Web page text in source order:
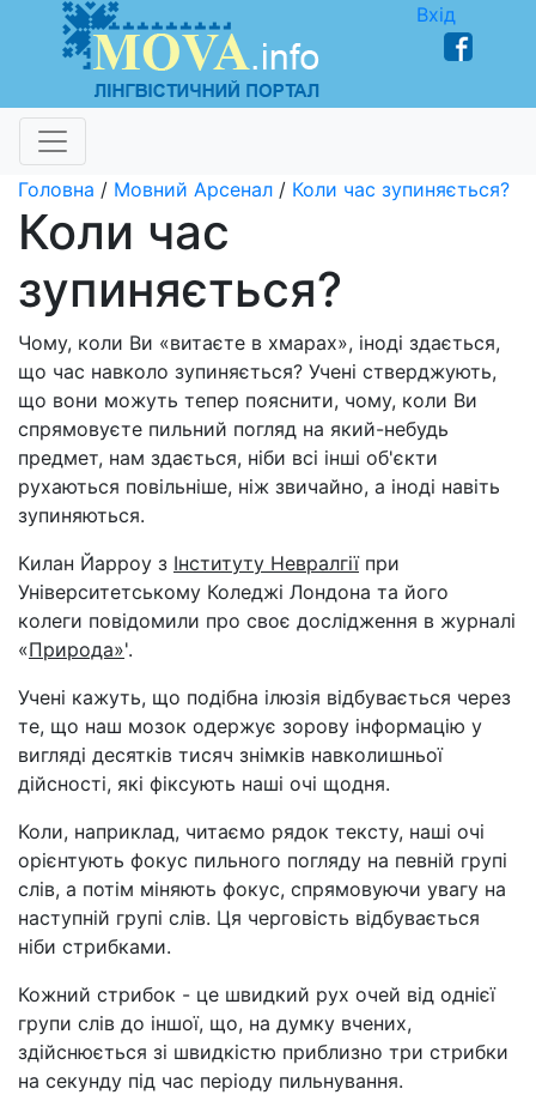
Вхід
Головна / Мовний Арсенал / Коли час зупиняється?
Коли час
зупиняється?
Чому, коли Ви «витаєте в хмарах», іноді здається,
що час навколо зупиняється? Учені стверджують,
що вони можуть тепер пояснити, чому, коли Ви
спрямовуєте пильний погляд на який-небудь
предмет, нам здається, ніби всі інші об'єкти
рухаються повільніше, ніж звичайно, а іноді навіть
зупиняються.
Килан Йарроу з Інституту Невралгіїпри
Університетському Коледжі Лондона та його
колеги повідомили про своє дослідження в журналі
«Природа»'.
Учені кажуть, що подібна ілюзія відбувається через
те, що наш мозок одержує зорову інформацію у
вигляді десятків тисяч знімків навколишньої
дійсності, які фіксують наші очі щодня.
Коли, наприклад, читаємо рядок тексту, наші очі
орієнтують фокус пильного погляду на певній групі
слів, а потім міняють фокус, спрямовуючи увагу на
наступній групі слів. Ця черговість відбувається
ніби стрибками.
Кожний стрибок - це швидкий рух очей від однієї
групи слів до іншої, що, на думку вчених,
здійснюється зі швидкістю приблизно три стрибки
на секунду під час періоду пильнування.